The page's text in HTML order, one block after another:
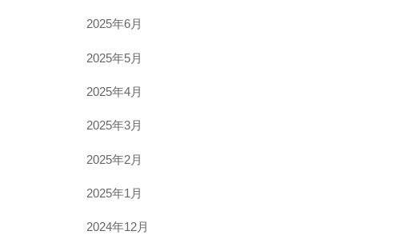
2025年6月
2025年5月
2025年4月
2025年3月
2025年2月
2025年1月
2024年12月